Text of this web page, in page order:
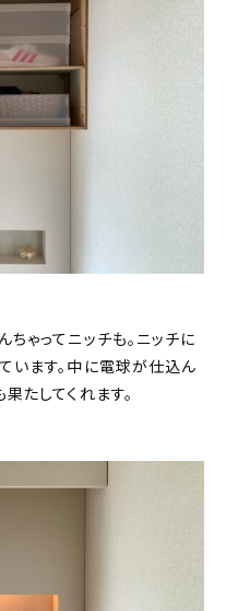
ゃってニッチも。ニッチに
います。中に電球が仕込ん
たしてくれます。